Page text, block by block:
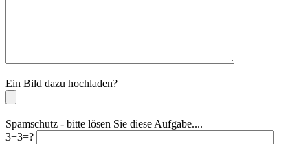
Bitte lassen Sie dieses Feld leer.
Ein Bild dazu hochladen?
Spamschutz - bitte lösen Sie diese Aufgabe....
3+3=?